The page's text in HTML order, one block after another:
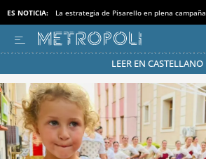
ES NOTICIA: La estrategia de Pisarello en plena campaña
LEER EN CASTELLANO
Pásate al MODO AHORRO